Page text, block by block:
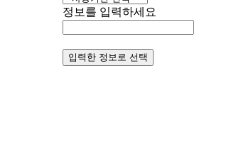
정보를 입력하세요
입력한 정보로 선택